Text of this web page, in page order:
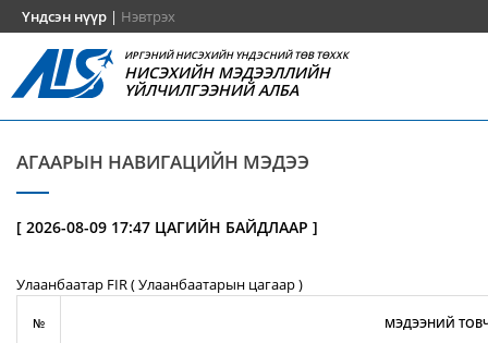
Үндсэн нүүр | Нэвтрэх
ИРГЭНИЙ НИСЭХИЙН ҮНДЭСНИЙ ТӨВ ТӨХХК
НИСЭХИЙН МЭДЭЭЛЛИЙН
ҮЙЛЧИЛГЭЭНИЙ АЛБА
АГААРЫН НАВИГАЦИЙН МЭДЭЭ
[ 2026-08-09 17:47 ЦАГИЙН БАЙДЛААР ]
Улаанбаатар FIR ( Улаанбаатарын цагаар )
№ МЭДЭЭНИЙ